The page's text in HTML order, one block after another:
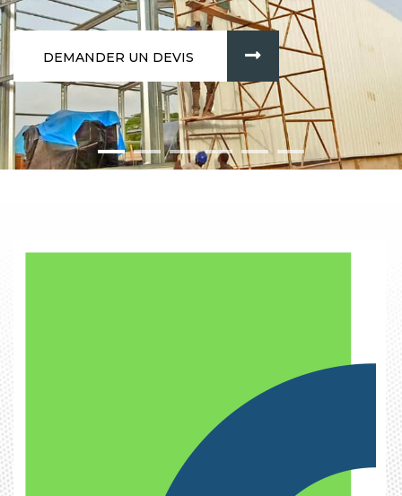
DEMANDER UN DEVIS